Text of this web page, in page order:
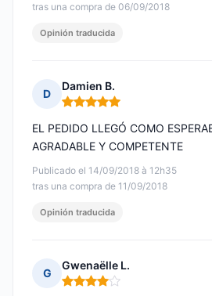
tras una compra de 06/09/2018
Opinión traducida
D
Damien B.
Nota: 5 de 5
Publicado el 14/09/2018 à 12h35
tras una compra de 11/09/2018
EL PEDIDO LLEGÓ COMO
AGRADABLE Y COMPETENTE
Opinión traducida
G
Gwenaëlle L.
Nota: 4 de 5